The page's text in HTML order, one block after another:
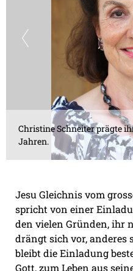
Christine Schneiter prägte
Jahren.
Jesu Gleichnis vom
spricht von einer
den vielen Gründen, ihr
drängt sich vor, anderes
bleibt die Einladung
Gott, zum Leben aus